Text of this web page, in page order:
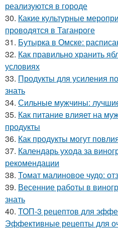
реализуются в городе
30. Какие культурные
проводятся в Таганроге
31. Бутырка в Омске:
32. Как правильно хранить
условиях
33. Продукты для усиления
знать
34. Сильные мужчины:
35. Как питание влияет на
продукты
36. Как продукты могут
37. Календарь ухода за
рекомендации
38. Томат малиновое чудо:
39. Весенние работы в
знать
40. ТОП-3 рецептов для
Эффективные рецепты для